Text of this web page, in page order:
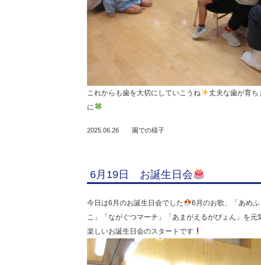
これからも歯を大切にしていこうね
丈夫な歯が育ち
に
2025.06.26 園での様子
6月19日 お誕生日会
今日は6月のお誕生日会でした
6月のお歌、「あめ
こ」「ながぐつマーチ」「あまがえるがぴょん」を元
楽しいお誕生日会のスタートです